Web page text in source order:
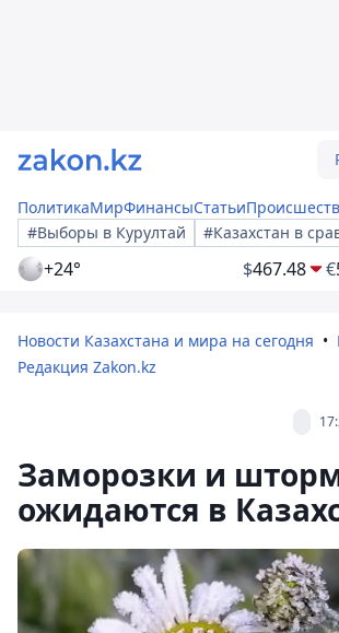
ПолитикаМирФинансыСтатьи
#Выборы в Курултай
#Казахстан в
+24° $467.48 €
Новости Казахстана и мира на сегодня
Редакция Zakon.kz
Заморозки и
ожидаются в